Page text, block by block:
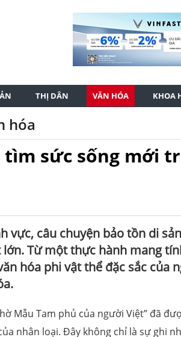
THỊ DÂN VĂN HÓA KHOA
hóa
sức sống mới
vực, câu chuyện bảo tồn di
Từ một thực hành mang
hóa phi vật thể đặc sắc của
Mẫu Tam phủ của người Việt” đã
nhân loại. Đây không chỉ là sự ghi